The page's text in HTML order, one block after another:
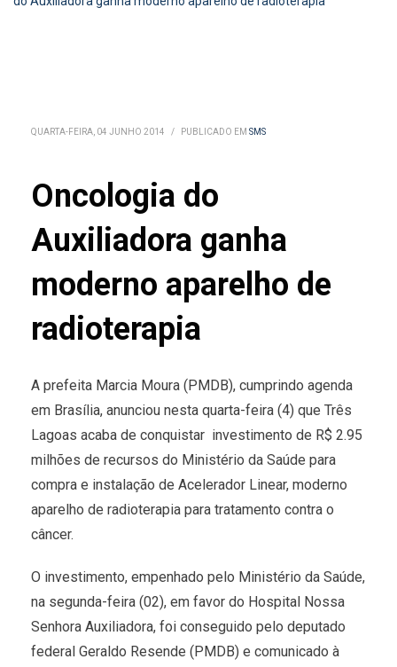
QUARTA-FEIRA, 04 JUNHO 2014 / PUBLICADO EM SMS
Oncologia do
Auxiliadora ganha
moderno aparelho de
radioterapia
A prefeita Marcia Moura (PMDB), cumprindo agenda
em Brasília, anunciou nesta quarta-feira (4) que Três
Lagoas acaba de conquistar investimento de R$ 2.95
milhões de recursos do Ministério da Saúde para
compra e instalação de Acelerador Linear, moderno
aparelho de radioterapia para tratamento contra o
câncer.
O investimento, empenhado pelo Ministério da Saúde,
na segunda-feira (02), em favor do Hospital Nossa
Senhora Auxiliadora, foi conseguido pelo deputado
federal Geraldo Resende (PMDB) e comunicado à